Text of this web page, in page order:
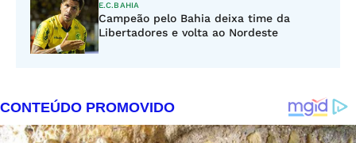
E.C.BAHIA
Campeão pelo Bahia deixa time da
Libertadores e volta ao Nordeste